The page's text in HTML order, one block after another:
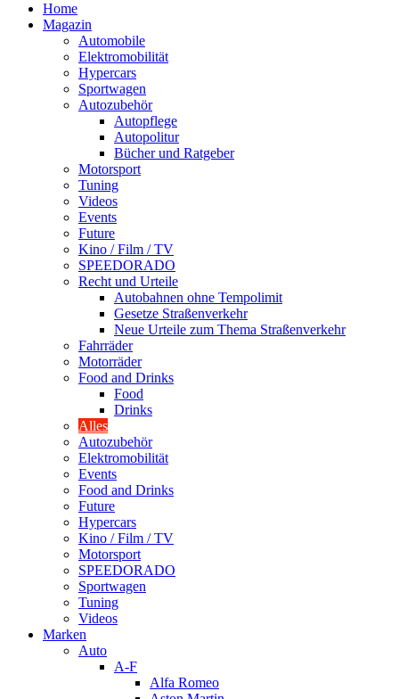
Home
Magazin
Automobile
Elektromobilität
Hypercars
Sportwagen
Autozubehör
Autopflege
Autopolitur
Bücher und Ratgeber
Motorsport
Tuning
Videos
Events
Future
Kino / Film / TV
SPEEDORADO
Recht und Urteile
Autobahnen ohne Tempolimit
Gesetze Straßenverkehr
Neue Urteile zum Thema Straßenverkehr
Fahrräder
Motorräder
Food and Drinks
Food
Drinks
Alles
Autozubehör
Elektromobilität
Events
Food and Drinks
Future
Hypercars
Kino / Film / TV
Motorsport
SPEEDORADO
Sportwagen
Tuning
Videos
Marken
Auto
A-F
Alfa Romeo